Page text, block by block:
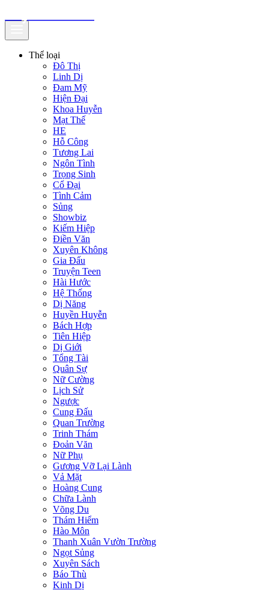
Thể loại
Đô Thị
Linh Dị
Đam Mỹ
Hiện Đại
Khoa Huyễn
Mạt Thế
HE
Hỗ Công
Tương Lai
Ngôn Tình
Trọng Sinh
Cổ Đại
Tình Cảm
Sủng
Showbiz
Kiếm Hiệp
Điền Văn
Xuyên Không
Gia Đấu
Truyện Teen
Hài Hước
Hệ Thống
Dị Năng
Huyền Huyễn
Bách Hợp
Tiên Hiệp
Dị Giới
Tổng Tài
Quân Sự
Nữ Cường
Lịch Sử
Ngược
Cung Đấu
Quan Trường
Trinh Thám
Đoản Văn
Nữ Phụ
Gương Vỡ Lại Lành
Vả Mặt
Hoàng Cung
Chữa Lành
Võng Du
Thám Hiểm
Hào Môn
Thanh Xuân Vườn Trường
Ngọt Sủng
Xuyên Sách
Báo Thù
Kinh Dị